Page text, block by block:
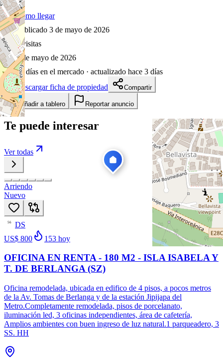
Cómo llegar
Publicado 3 de mayo de 2026
9visitas
3 de mayo de 2026
98 días en el mercado · actualizado hace 3 días
Descargar ficha de propiedad
Compartir
Añadir a tablero Reportar anuncio
Te puede interesar
Ver todas
Arriendo
Nuevo
56
DS
US$ 800
153 hoy
OFICINA EN RENTA - 180 M2 - ISLA ISABELA Y
T. DE BERLANGA (SZ)
Oficina remodelada, ubicada en edifico de 4 pisos, a pocos metros
de la Av. Tomas de Berlanga y de la estación Jipijapa del
Metro.Completamente remodelada, pisos de porcelanato,
iluminación led, 3 oficinas independientes, área de cafetería,
Amplios ambientes con buen ingreso de luz natural.1 parqueadero, 3
SS. HH